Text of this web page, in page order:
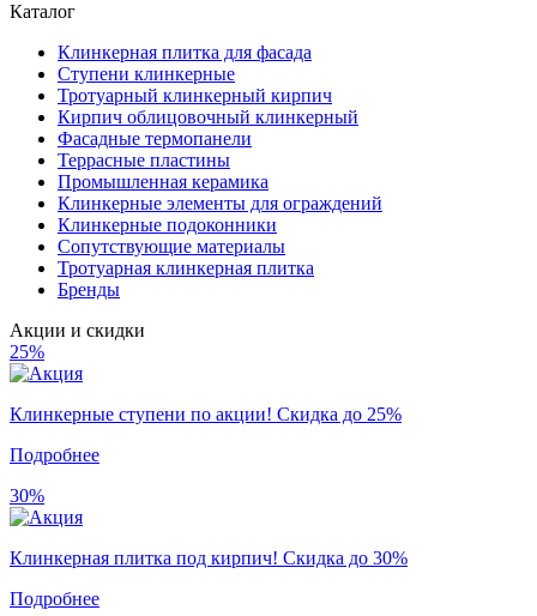
Каталог
Клинкерная плитка для фасада
Ступени клинкерные
Тротуарный клинкерный кирпич
Кирпич облицовочный клинкерный
Фасадные термопанели
Террасные пластины
Промышленная керамика
Клинкерные элементы для ограждений
Клинкерные подоконники
Сопутствующие материалы
Тротуарная клинкерная плитка
Бренды
Акции и скидки
25%
Клинкерные ступени по акции! Скидка до 25%
Подробнее
30%
Клинкерная плитка под кирпич! Скидка до 30%
Подробнее